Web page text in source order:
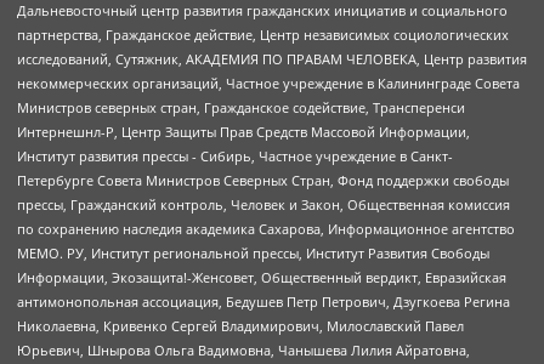
Дальневосточный центр развития гражданских инициатив и социального
партнерства, Гражданское действие, Центр независимых социологических
исследований, Сутяжник, АКАДЕМИЯ ПО ПРАВАМ ЧЕЛОВЕКА, Центр развития
некоммерческих организаций, Частное учреждение в Калининграде Совета
Министров северных стран, Гражданское содействие, Трансперенси
Интернешнл-Р, Центр Защиты Прав Средств Массовой Информации,
Институт развития прессы - Сибирь, Частное учреждение в Санкт-
Петербурге Совета Министров Северных Стран, Фонд поддержки свободы
прессы, Гражданский контроль, Человек и Закон, Общественная комиссия
по сохранению наследия академика Сахарова, Информационное агентство
МЕМО. РУ, Институт региональной прессы, Институт Развития Свободы
Информации, Экозащита!-Женсовет, Общественный вердикт, Евразийская
антимонопольная ассоциация, Бедушев Петр Петрович, Дзугкоева Регина
Николаевна, Кривенко Сергей Владимирович, Милославский Павел
Юрьевич, Шнырова Ольга Вадимовна, Чанышева Лилия Айратовна,